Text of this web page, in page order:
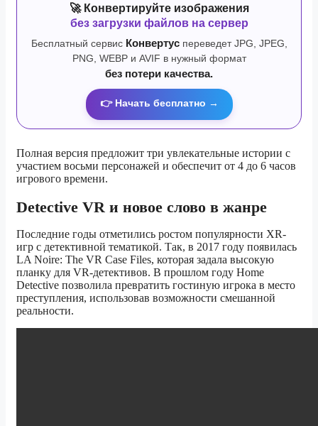
🚀 Конвертируйте изображения
без загрузки файлов на сервер
Бесплатный сервис Конвертуспереведет JPG, JPEG,
PNG, WEBP и AVIF в нужный формат
без потери качества.
👉 Начать бесплатно →
Полная версия предложит три увлекательные истории с
участием восьми персонажей и обеспечит от 4 до 6 часов
игрового времени.
Detective VR и новое слово в жанре
Последние годы отметились ростом популярности XR-
игр с детективной тематикой. Так, в 2017 году появилась
LA Noire: The VR Case Files, которая задала высокую
планку для VR-детективов. В прошлом году Home
Detective позволила превратить гостиную игрока в место
преступления, использовав возможности смешанной
реальности.